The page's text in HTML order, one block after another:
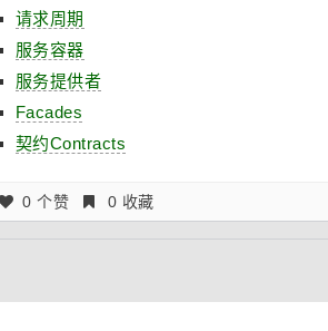
请求周期
服务容器
服务提供者
Facades
契约Contracts
0 个赞 0 收藏